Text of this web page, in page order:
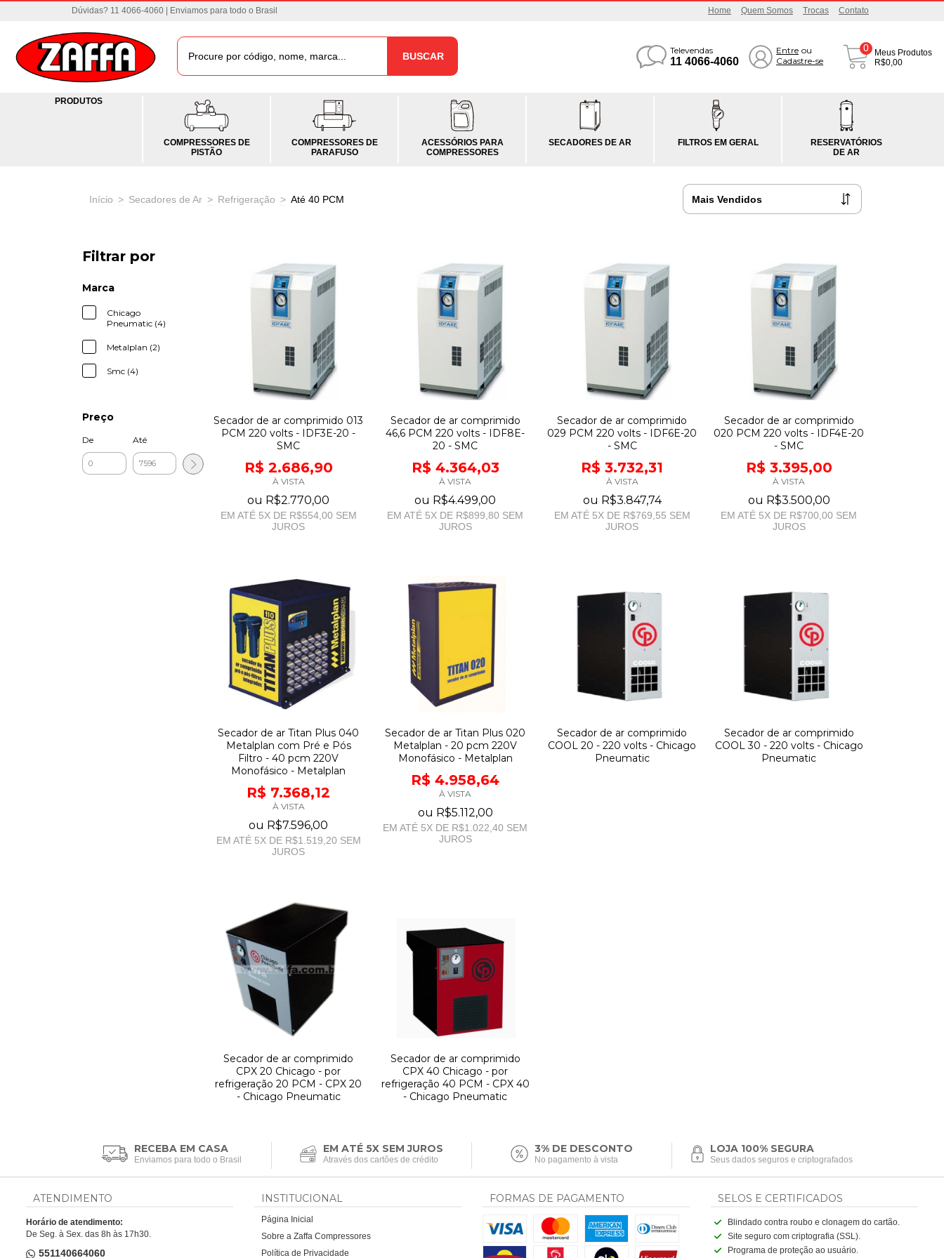
Dúvidas? 11 4066-4060 | Enviamos para todo o Brasil Home Quem Somos Trocas Contato
BUSCAR
Televendas
11 4066-4060
Entre ou
Cadastre-se
0
Meus Produtos
R$0,00
PRODUTOS
COMPRESSORES DE
PISTÃO
COMPRESSORES DE
PARAFUSO
ACESSÓRIOS PARA
COMPRESSORES
SECADORES DE AR FILTROS EM GERAL
RESERVATÓRIOS
DE AR
Início > Secadores de Ar > Refrigeração > Até 40 PCM
Filtrar por
Marca
Chicago
Pneumatic (4)
Metalplan (2)
Smc (4)
Preço
De Até
Secador de ar comprimido 013
PCM 220 volts - IDF3E-20 -
SMC
R$ 2.686,90
À VISTA
ou R$2.770,00
EM ATÉ 5X DE R$554,00 SEM
JUROS
Secador de ar comprimido
46,6 PCM 220 volts - IDF8E-
20 - SMC
R$ 4.364,03
À VISTA
ou R$4.499,00
EM ATÉ 5X DE R$899,80 SEM
JUROS
Secador de ar comprimido
029 PCM 220 volts - IDF6E-20
- SMC
R$ 3.732,31
À VISTA
ou R$3.847,74
EM ATÉ 5X DE R$769,55 SEM
JUROS
Secador de ar comprimido
020 PCM 220 volts - IDF4E-20
- SMC
R$ 3.395,00
À VISTA
ou R$3.500,00
EM ATÉ 5X DE R$700,00 SEM
JUROS
Secador de ar Titan Plus 040
Metalplan com Pré e Pós
Filtro - 40 pcm 220V
Monofásico - Metalplan
R$ 7.368,12
À VISTA
ou R$7.596,00
EM ATÉ 5X DE R$1.519,20 SEM
JUROS
Secador de ar Titan Plus 020
Metalplan - 20 pcm 220V
Monofásico - Metalplan
R$ 4.958,64
À VISTA
ou R$5.112,00
EM ATÉ 5X DE R$1.022,40 SEM
JUROS
Secador de ar comprimido
COOL 20 - 220 volts - Chicago
Pneumatic
Secador de ar comprimido
COOL 30 - 220 volts - Chicago
Pneumatic
Secador de ar comprimido
CPX 20 Chicago - por
refrigeração 20 PCM - CPX 20
- Chicago Pneumatic
Secador de ar comprimido
CPX 40 Chicago - por
refrigeração 40 PCM - CPX 40
- Chicago Pneumatic
RECEBA EM CASA
Enviamos para todo o Brasil
EM ATÉ 5X SEM JUROS
Através dos cartões de crédito
3% DE DESCONTO
No pagamento à vista
LOJA 100% SEGURA
Seus dados seguros e criptografados
ATENDIMENTO
Horário de atendimento:
De Seg. à Sex. das 8h às 17h30.
551140664060
INSTITUCIONAL
Página Inicial
Sobre a Zaffa Compressores
Política de Privacidade
FORMAS DE PAGAMENTO SELOS E CERTIFICADOS
Blindado contra roubo e clonagem do cartão.
Site seguro com criptografia (SSL).
Programa de proteção ao usuário.